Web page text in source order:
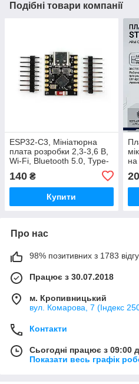
Подібні товари компанії
ESP32-C3, Мініатюрна
плата розробки 2,3-3,6 В,
Wi-Fi, Bluetooth 5.0, Type-
140 ₴
Купити
Про нас
98% позитивних з 1783
Працює з 30.07.2018
м. Кропивницький
вул. Комарова, 7 (Індекс
Контакти
Сьогодні працює з 09:00
Показати весь графік